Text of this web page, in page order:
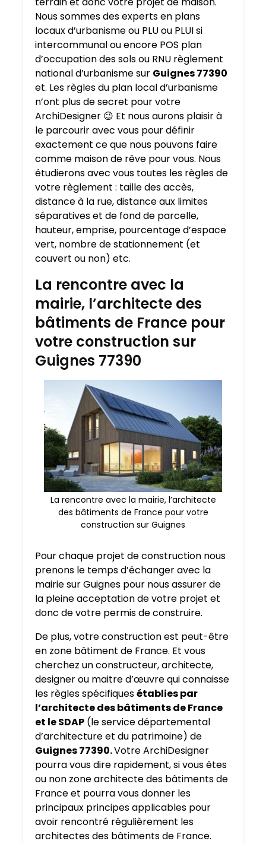
Nous sommes des experts en plans
locaux d’urbanisme ou PLU ou PLUI si
intercommunal ou encore POS plan
d’occupation des sols ou RNU règlement
national d’urbanisme sur Guignes 77390
et. Les règles du plan local d’urbanisme
n’ont plus de secret pour votre
ArchiDesigner 😉 Et nous aurons plaisir à
le parcourir avec vous pour définir
exactement ce que nous pouvons faire
comme maison de rêve pour vous. Nous
étudierons avec vous toutes les règles de
votre règlement : taille des accès,
distance à la rue, distance aux limites
séparatives et de fond de parcelle,
hauteur, emprise, pourcentage d’espace
vert, nombre de stationnement (et
couvert ou non) etc.
La rencontre avec la
mairie, l’architecte des
bâtiments de France pour
votre construction sur
Guignes 77390
La rencontre avec la mairie, l’architecte
des bâtiments de France pour votre
construction sur Guignes
Pour chaque projet de construction nous
prenons le temps d’échanger avec la
mairie sur Guignes pour nous assurer de
la pleine acceptation de votre projet et
donc de votre permis de construire.
De plus, votre construction est peut-être
en zone bâtiment de France. Et vous
cherchez un constructeur, architecte,
designer ou maitre d’œuvre qui connaisse
les règles spécifiquesétablies par
l’architecte des bâtiments de France
et le SDAP (le service départemental
d’architecture et du patrimoine) de
Guignes 77390.Votre ArchiDesigner
pourra vous dire rapidement, si vous êtes
ou non zone architecte des bâtiments de
France et pourra vous donner les
principaux principes applicables pour
avoir rencontré régulièrement les
architectes des bâtiments de France.